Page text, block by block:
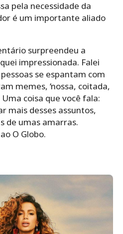
pela necessidade da
é um importante aliado
surpreendeu a
impressionada. Falei
pessoas se espantam com
memes, ‘nossa, coitada,
Uma coisa que você fala:
mais desses assuntos,
de umas amarras.
O Globo.